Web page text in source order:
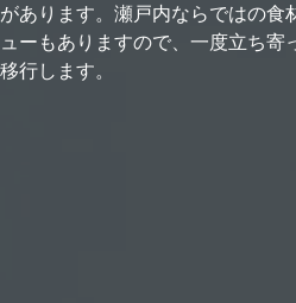
あります。瀬戸内ならではの食
ーもありますので、一度立ち寄
行します。